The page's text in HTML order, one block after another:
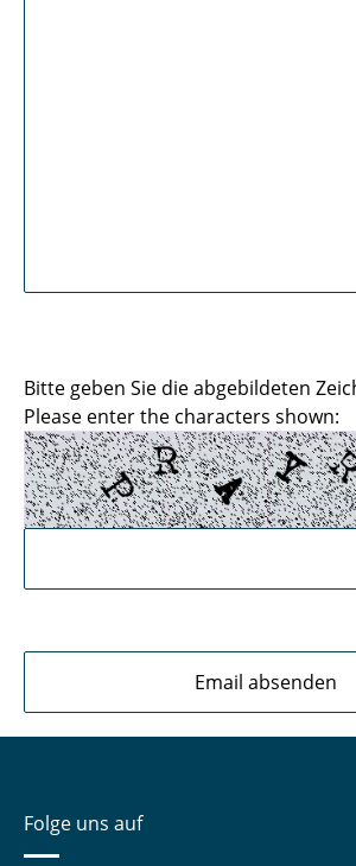
Bitte geben Sie die abgebildeten
Please enter the characters shown:
Folge uns auf